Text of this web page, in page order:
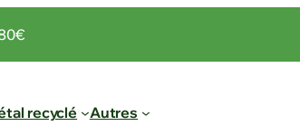
recyclé Autres